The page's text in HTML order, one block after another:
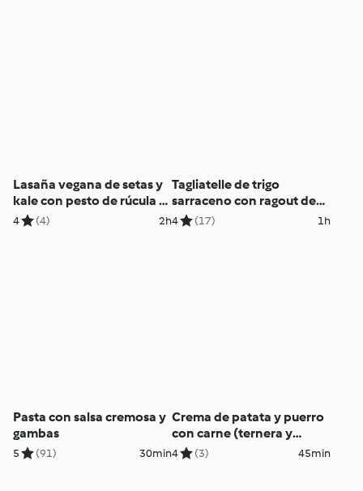
Lasaña vegana de setas y
kale con pesto de rúcula y
nueces
4 (4) 2h
Tagliatelle de trigo
sarraceno con ragout de
verduras
4 (17) 1h
Pasta con salsa cremosa y
gambas
5 (91) 30min
Crema de patata y puerro
con carne (ternera y
vegetariana)
4 (3) 45min